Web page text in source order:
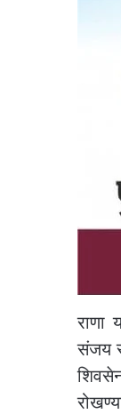
राणा
संजय